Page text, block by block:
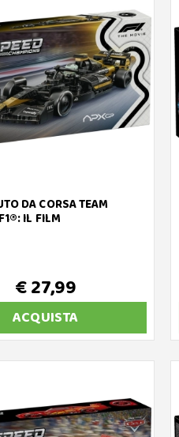
DA CORSA TEAM
IL FILM
€ 27,99
ACQUISTA